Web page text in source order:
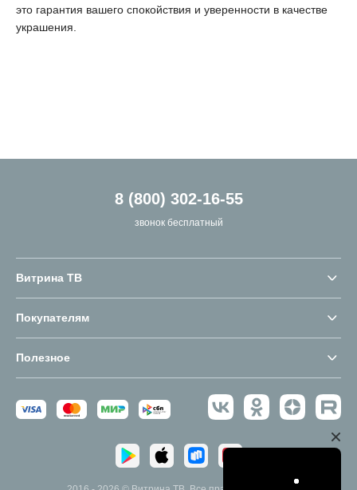
это гарантия вашего спокойствия и уверенности в качестве
украшения.
8 (800) 302-16-55
звонок бесплатный
Витрина ТВ
Покупателям
Полезное